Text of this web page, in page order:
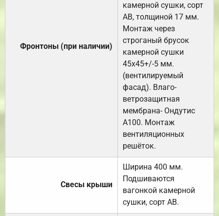
Фронтоны (при наличии)
камерной сушки, сорт
АВ, толщиной 17 мм.
Монтаж через
строганый брусок
камерной сушки
45х45+/-5 мм.
(вентилируемый
фасад). Влаго-
ветрозащитная
мембрана- Ондутис
А100. Монтаж
вентиляционных
решёток.
Свесы крыши
Ширина 400 мм.
Подшиваются
вагонкой камерной
сушки, сорт АВ.